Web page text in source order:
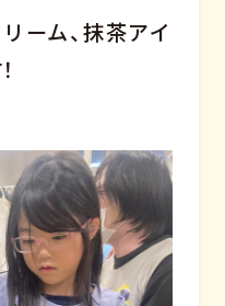
ーム、抹茶アイ